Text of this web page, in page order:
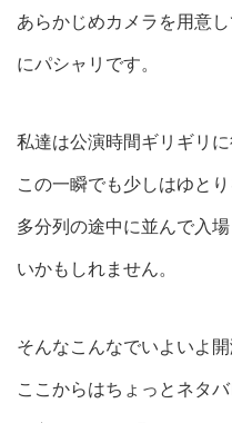
あらかじめカメラを用意
にパシャリです。
私達は公演時間ギリギリに
この一瞬でも少しはゆと
多分列の途中に並んで入
いかもしれません。
そんなこんなでいよいよ開
ここからはちょっとネタ